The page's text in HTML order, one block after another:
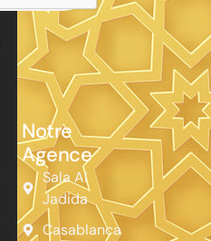
Notre
Agence
Sala Al
Jadida
Casablanca